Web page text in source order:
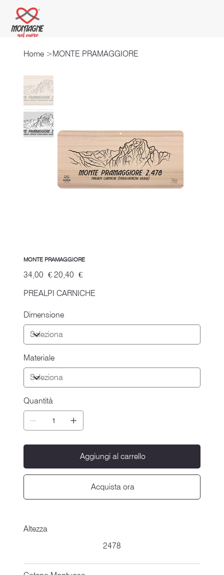
Home >MONTE PRAMAGGIORE
MONTE PRAMAGGIORE
Prezzo
originale
34,00 € Prezzo
scontato
20,40 €
PREALPI CARNICHE
Dimensione
Materiale
Quantità
Aggiungi al carrello
Acquista ora
Altezza
2478